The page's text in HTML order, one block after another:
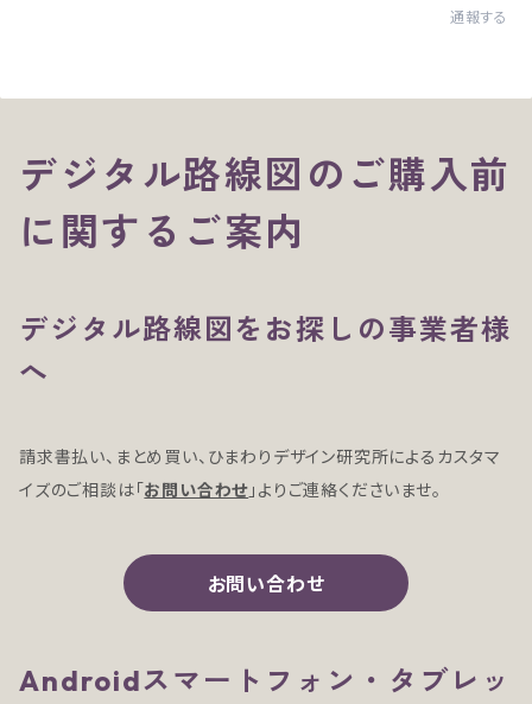
通報する
デジタル路線図のご購入前
に関するご案内
デジタル路線図をお探しの事業者様
へ
請求書払い、まとめ買い、ひまわりデザイン研究所によるカスタマ
イズのご相談は「お問い合わせ 」よりご連絡くださいませ。
お問い合わせ
Androidスマートフォン・タブレッ